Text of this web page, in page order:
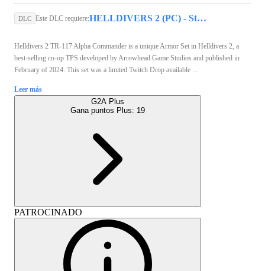
DLC Este DLC requiere: HELLDIVERS 2 (PC) - Steam Key - GLOBAL
Helldivers 2 TR-117 Alpha Commander is a unique Armor Set in Helldivers 2, a
best-selling co-op TPS developed by Arrowhead Game Studios and published in
February of 2024. This set was a limited Twitch Drop available ...
Leer más
G2A Plus
Gana puntos Plus: 19
PATROCINADO